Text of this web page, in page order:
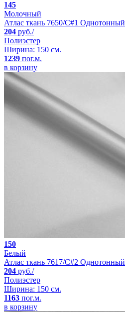
145
Молочный
Атлас ткань 7650/C#1 Однотонный
204 руб./
Полиэстер
Ширина: 150 см.
1239 пог.м.
в корзину
150
Белый
Атлас ткань 7617/C#2 Однотонный
204 руб./
Полиэстер
Ширина: 150 см.
1163 пог.м.
в корзину